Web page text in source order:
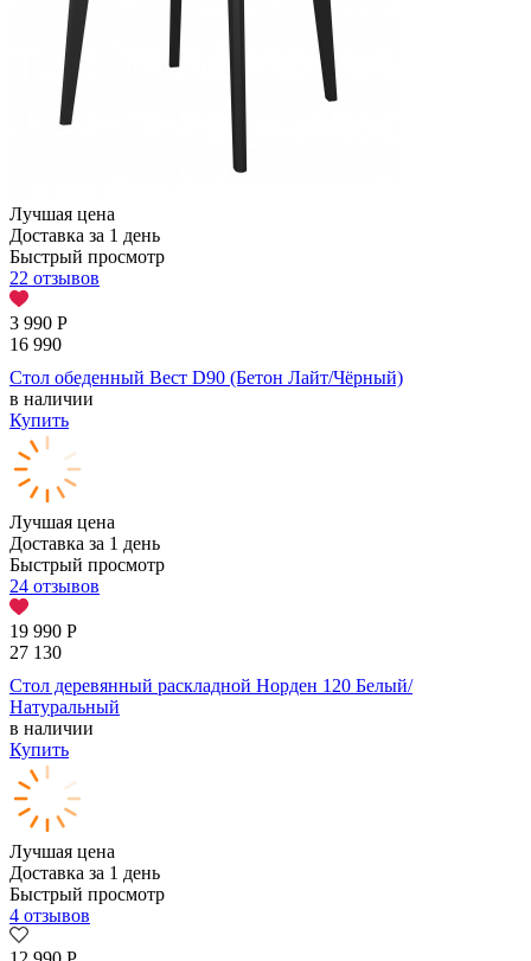
Лучшая цена
Доставка за 1 день
Быстрый просмотр
22 отзывов
3 990 Р
16 990
Стол обеденный Вест D90 (Бетон Лайт/Чёрный)
в наличии
Купить
Лучшая цена
Доставка за 1 день
Быстрый просмотр
24 отзывов
19 990 Р
27 130
Стол деревянный раскладной Норден 120 Белый/
Натуральный
в наличии
Купить
Лучшая цена
Доставка за 1 день
Быстрый просмотр
4 отзывов